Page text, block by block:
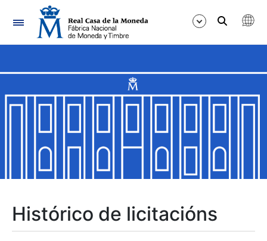
Navegación
Mostrar/Ocultar
Mostrar/Ocultar
Mostrar/Ocultar
Histórico de licitacións